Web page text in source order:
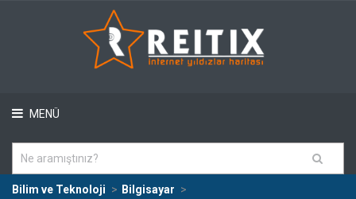
MENÜ
Bilim ve Teknoloji
Bilgisayar